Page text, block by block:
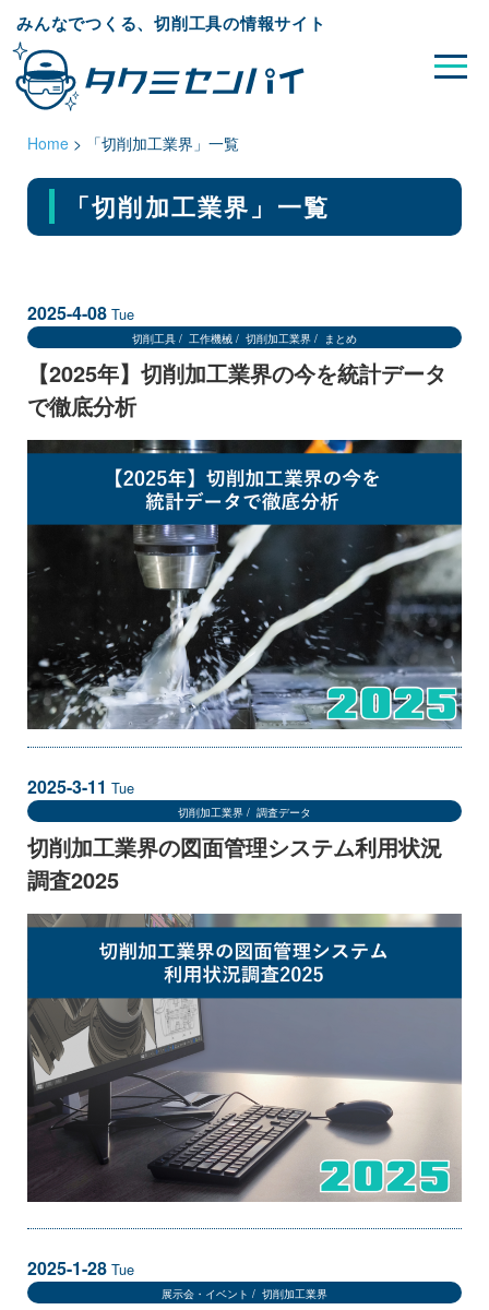
みんなでつくる、切削工具の情報サイト
Home > 「切削加工業界」一覧
「切削加工業界」 一覧
2025-4-08 Tue
切削工具 工作機械 切削加工業界 まとめ
【2025年】切削加工業界の今を統計データ
で徹底分析
2025-3-11 Tue
切削加工業界 調査データ
切削加工業界の図面管理システム利用状況
調査2025
2025-1-28 Tue
展示会・イベント 切削加工業界